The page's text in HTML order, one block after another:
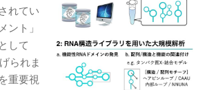
れてい
ント」
して
られま
重要視